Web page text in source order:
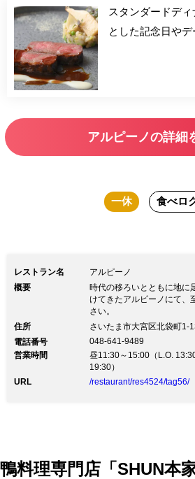
スタンダードディナ
とした記念日やデ
アルピーノの詳細
一休 食べロ
レストラン名
アルピーノ
概要
時代の移ろいとともに地に
けてきたアルピーノにて、
さい。
住所
さいたま市大宮区北袋町1-
電話番号
048-641-9489
営業時間
昼11:30～15:00（L.O.
19:30）
URL
/restaurant/res4524/tag56/
鴨料理専門店「SHUN本